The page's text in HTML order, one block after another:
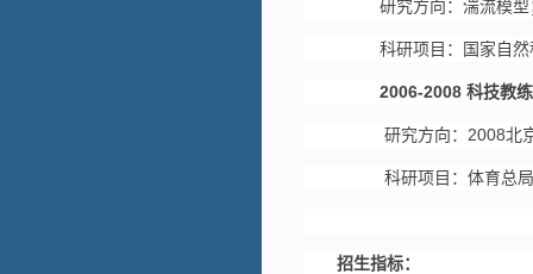
研究方向：湍流模型
科研项目：国家自然科
2006-2008 科技教练
研究方向：2008北京
科研项目：体育总局‘
招生指标：